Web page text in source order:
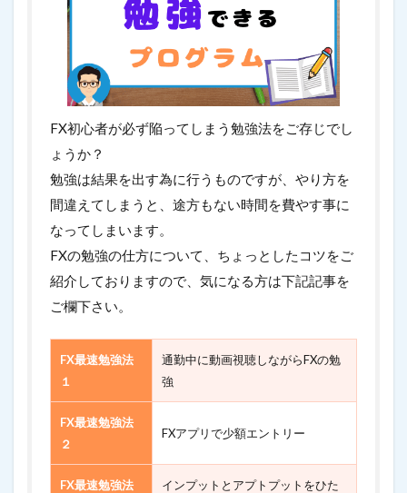
FX初心者が必ず陥ってしまう勉強法をご存じでし
ょうか？
勉強は結果を出す為に行うものですが、やり方を
間違えてしまうと、途方もない時間を費やす事に
なってしまいます。
FXの勉強の仕方について、ちょっとしたコツをご
紹介しておりますので、気になる方は下記記事を
ご欄下さい。
FX最速勉強法
１
通勤中に動画視聴しながらFXの勉
強
FX最速勉強法
２
FXアプリで少額エントリー
FX最速勉強法
インプットとアプトプットをひた